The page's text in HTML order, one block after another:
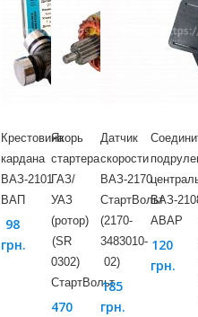
Крестовина
кардана
ВАЗ-2101
ВАП
98
грн.
Якорь
стартера
ГАЗ/
УАЗ
(ротор)
(SR
0302)
СтартВольт
470
Датчик
скорости
ВАЗ-2170
СтартВольт
(2170-
3483010-
02)
185
грн.
ВАЗ-
АВАР
120
грн.